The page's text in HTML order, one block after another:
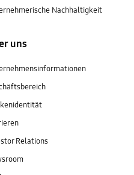
Nachhaltigkeit
uns
Relations